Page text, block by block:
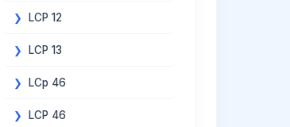
LCP 12
LCP 13
LCp 46
LCP 46